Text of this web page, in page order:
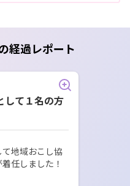
経過レポート
して１名の方
地域おこし協
任しました！